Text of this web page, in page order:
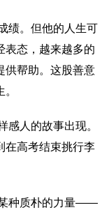
绩。但他的人生可
表态，越来越多的
供帮助。这股善意
感人的故事出现。
在高考结束挑行李
某种质朴的力量——